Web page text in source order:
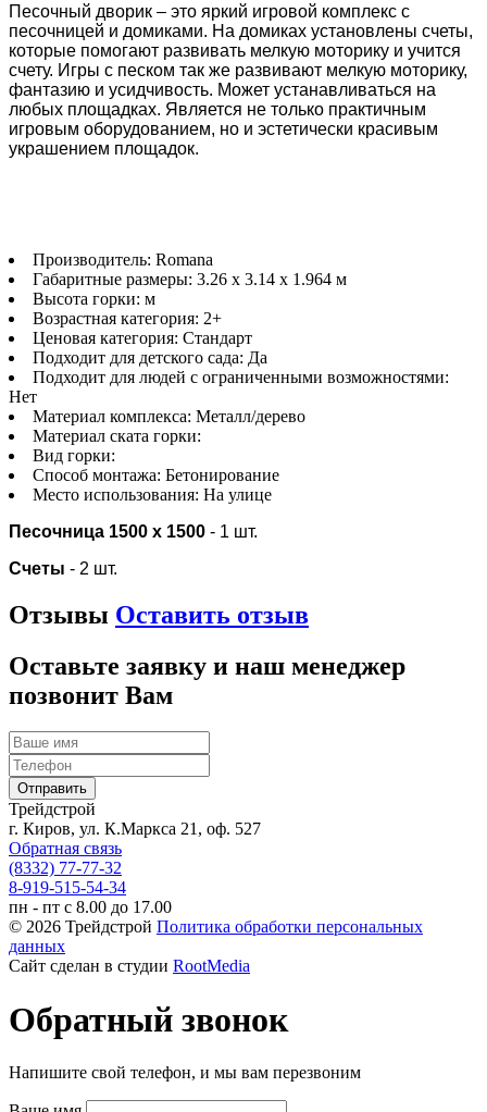
Песочный дворик – это яркий игровой комплекс с
песочницей и домиками. На домиках установлены счеты,
которые помогают развивать мелкую моторику и учится
счету. Игры с песком так же развивают мелкую моторику,
фантазию и усидчивость. Может устанавливаться на
любых площадках. Является не только практичным
игровым оборудованием, но и эстетически красивым
украшением площадок.
Производитель: Romana
Габаритные размеры: 3.26 х 3.14 х 1.964 м
Высота горки: м
Возрастная категория: 2+
Ценовая категория: Стандарт
Подходит для детского сада: Да
Подходит для людей с ограниченными возможностями:
Нет
Материал комплекса: Металл/дерево
Материал ската горки:
Вид горки:
Способ монтажа: Бетонирование
Место использования: На улице
Песочница 1500 х 1500 - 1 шт.
Счеты - 2 шт.
Отзывы Оставить отзыв
Оставьте заявку и наш менеджер
позвонит Вам
Трейдстрой
г. Киров, ул. К.Маркса 21, оф. 527
Обратная связь
(8332) 77-77-32
8-919-515-54-34
пн - пт с 8.00 до 17.00
© 2026 Трейдстрой Политика обработки персональных
данных
Сайт сделан в студии RootMedia
Обратный звонок
Напишите свой телефон, и мы вам перезвоним